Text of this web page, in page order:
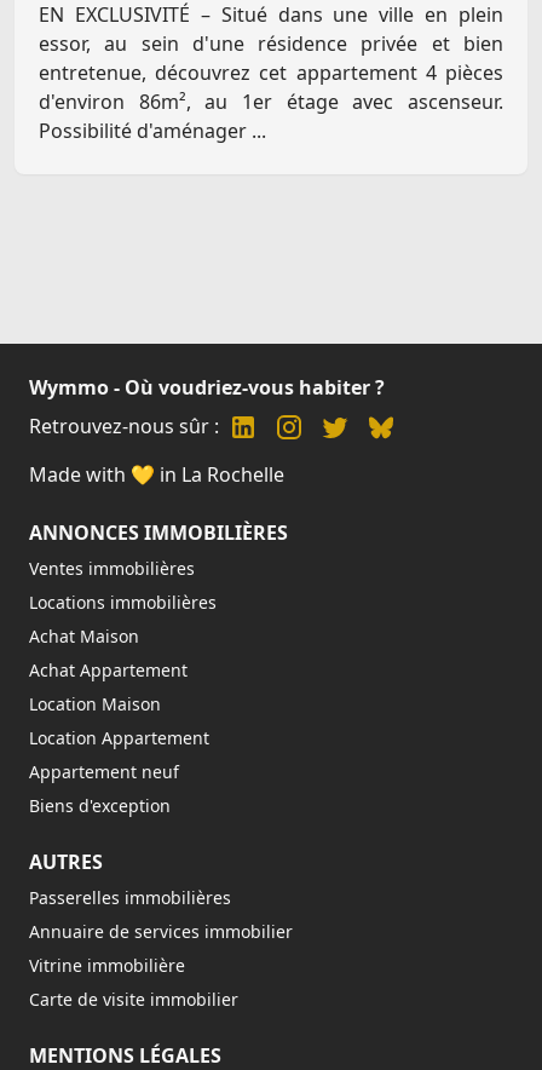
EN EXCLUSIVITÉ – Situé dans une ville en plein
essor, au sein d'une résidence privée et bien
entretenue, découvrez cet appartement 4 pièces
d'environ 86m², au 1er étage avec ascenseur.
Possibilité d'aménager ...
Wymmo - Où voudriez-vous habiter ?
Retrouvez-nous sûr :
Made with 💛 in La Rochelle
ANNONCES IMMOBILIÈRES
Ventes immobilières
Locations immobilières
Achat Maison
Achat Appartement
Location Maison
Location Appartement
Appartement neuf
Biens d'exception
AUTRES
Passerelles immobilières
Annuaire de services immobilier
Vitrine immobilière
Carte de visite immobilier
MENTIONS LÉGALES